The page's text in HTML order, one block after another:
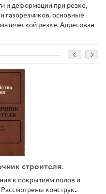
и деформации при резке,
газорезчиков, основные
резке. Адресован
строителя.
к покрытиям полов и
конструк..